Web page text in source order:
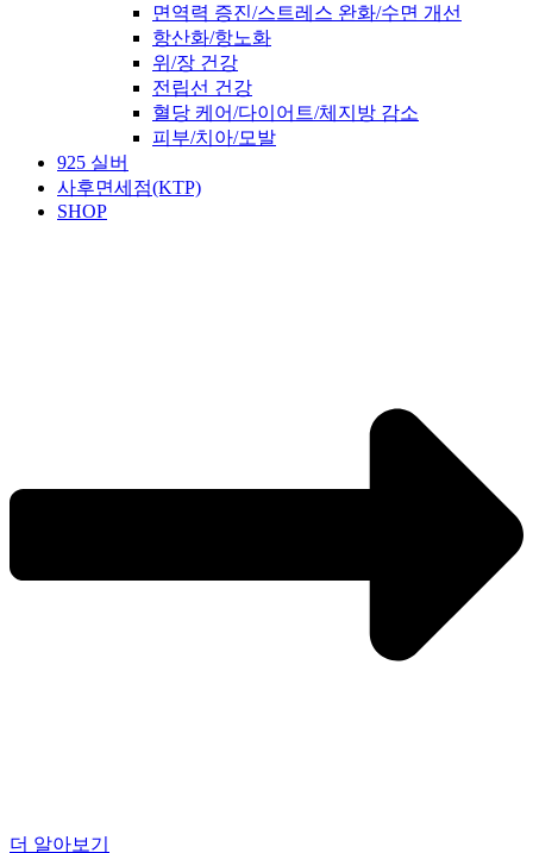
면역력 증진/스트레스 완화/수면 개선
항산화/항노화
위/장 건강
전립선 건강
혈당 케어/다이어트/체지방 감소
피부/치아/모발
925 실버
사후면세점(KTP)
SHOP
더 알아보기